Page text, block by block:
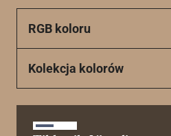
RGB koloru
Kolekcja kolorów